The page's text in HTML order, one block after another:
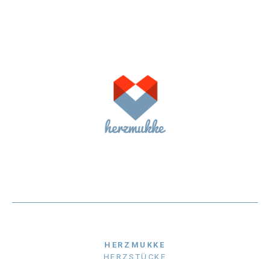
HERZMUKKE
HERZSTÜCKE